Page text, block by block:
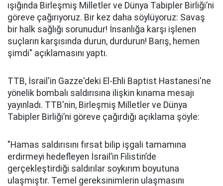
ışığında Birleşmiş Milletler ve Dünya Tabipler Birliği’ni
göreve çağırıyoruz. Bir kez daha söylüyoruz: Savaş
bir halk sağlığı sorunudur! İnsanlığa karşı işlenen
suçların karşısında durun, durdurun! Barış, hemen
şimdi" açıklamasını yaptı.
TTB, İsrail'in Gazze'deki El-Ehli Baptist Hastanesi'ne
yönelik bombalı saldırısına ilişkin kınama mesajı
yayınladı. TTB'nin, Birleşmiş Milletler ve Dünya
Tabipler Birliği’ni göreve çağırdığı açıklama şöyle:
"Hamas saldırısını fırsat bilip işgali tamamına
erdirmeyi hedefleyen İsrail’in Filistin’de
gerçekleştirdiği saldırılar soykırım boyutuna
ulaşmıştır. Temel gereksinimlerin ulaşmasını